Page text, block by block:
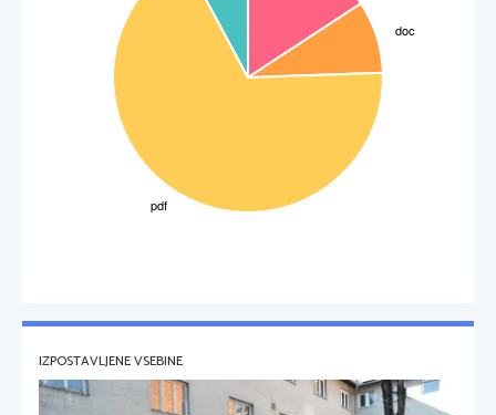
IZPOSTAVLJENE VSEBINE